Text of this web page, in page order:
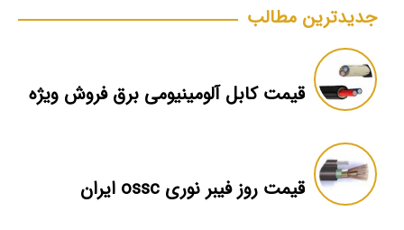
جدیدترین مطالب
قیمت کابل آلومینیومی برق فروش ویژه
قیمت روز فیبر نوری ossc ایران